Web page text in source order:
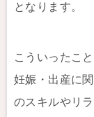
となります。
こういったこ
妊娠・出産に
のスキルやリ